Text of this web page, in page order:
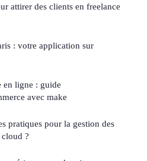
attirer des clients en freelance
: votre application sur
en ligne : guide
avec make
pratiques pour la gestion des
cloud ?